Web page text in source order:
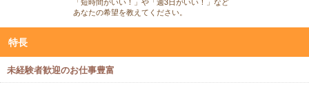
あなたの希望を教えてください。
特長
未経験者歓迎のお仕事豊富